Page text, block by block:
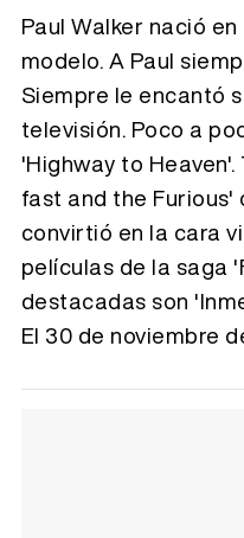
Paul Walker nació
modelo. A Paul
Siempre le encantó
televisión. Poco a
'Highway to
fast and the Furious'
convirtió en la cara
películas de la saga
destacadas son
El 30 de noviembre